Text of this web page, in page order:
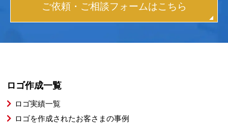
ご依頼・ご相談フォームはこちら
ロゴ作成一覧
ロゴ実績一覧
ロゴを作成されたお客さまの事例